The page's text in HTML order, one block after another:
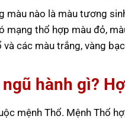
màu nào là màu tương
mạng thổ hợp màu đỏ,
các màu trắng, vàng
hành gì?
mệnh Thổ. Mệnh Thổ